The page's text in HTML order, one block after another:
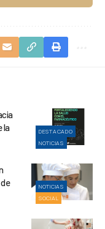
DESTACADO
NOTICIAS
la
NOTICIAS
SOCIAL